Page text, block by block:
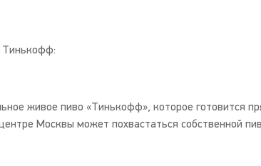
живое пиво «Тинькофф», которое готовится
Москвы может похвастаться собственной